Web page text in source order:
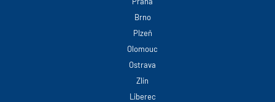
Brno
Plzeň
Olomouc
Ostrava
Zlín
Liberec